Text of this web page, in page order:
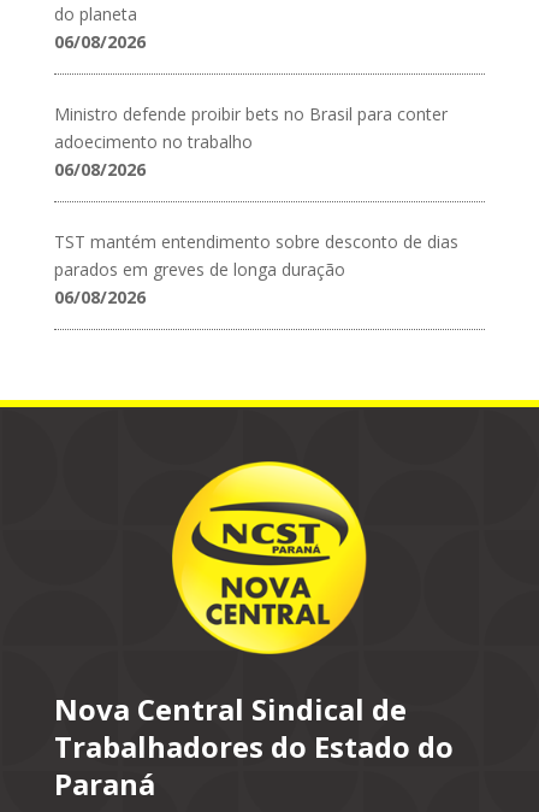
do planeta
06/08/2026
Ministro defende proibir bets no Brasil para conter
adoecimento no trabalho
06/08/2026
TST mantém entendimento sobre desconto de dias
parados em greves de longa duração
06/08/2026
Nova Central Sindical de
Trabalhadores do Estado do
Paraná